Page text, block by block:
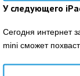
У следующего
Сегодня интернет
mini сможет